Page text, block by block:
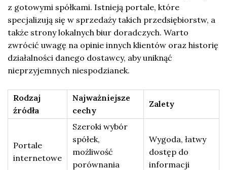
z gotowymi spółkami. Istnieją portale, które
specjalizują się w sprzedaży takich przedsiębiorstw, a
także strony lokalnych biur doradczych. Warto
zwrócić uwagę na opinie innych klientów oraz historię
działalności danego dostawcy, aby uniknąć
nieprzyjemnych niespodzianek.
Rodzaj
źródła
Najważniejsze
cechy
Zalety
Portale
internetowe
Szeroki wybór
spółek,
możliwość
porównania
Wygoda, łatwy
dostęp do
informacji